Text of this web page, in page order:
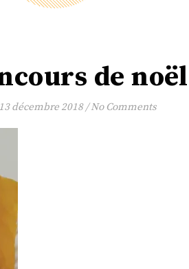
de noël
13 décembre 2018/No Comments